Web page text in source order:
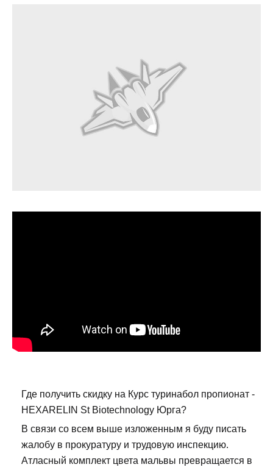
Где получить скидку на Курс туринабол пропионат -
HEXARELIN St Biotechnology Юрга?
В связи со всем выше изложенным я буду писать
жалобу в прокуратуру и трудовую инспекцию.
Атласный комплект цвета мальвы превращается в